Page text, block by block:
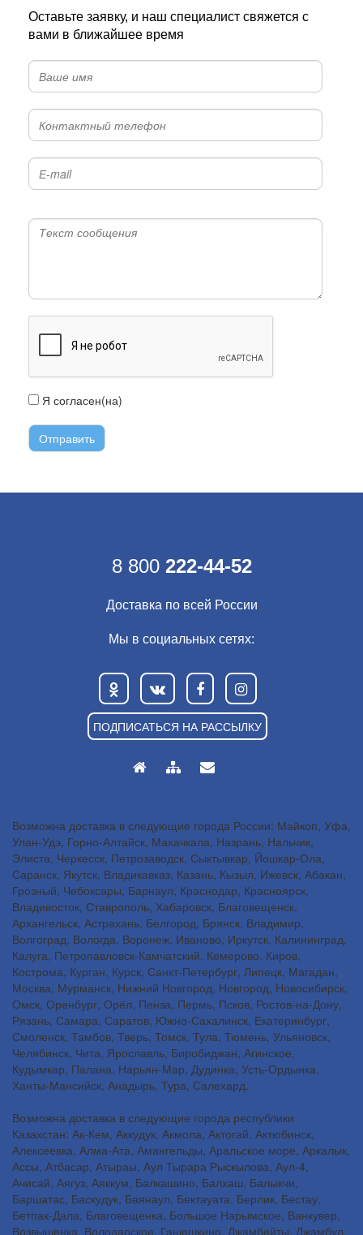
Оставьте заявку, и наш специалист свяжется с
вами в ближайшее время
Я согласен(на)
8 800 222-44-52
Доставка по всей России
Мы в социальных сетях:
ПОДПИСАТЬСЯ НА РАССЫЛКУ
Возможна доставка в следующие города России: Майкоп, Уфа,
Улан-Удэ, Горно-Алтайск, Махачкала, Назрань, Нальчик,
Элиста, Черкесск, Петрозаводск, Сыктывкар, Йошкар-Ола,
Саранск, Якутск, Владикавказ, Казань, Кызыл, Ижевск, Абакан,
Грозный, Чебоксары, Барнаул, Краснодар, Красноярск,
Владивосток, Ставрополь, Хабаровск, Благовещенск,
Архангельск, Астрахань, Белгород, Брянск, Владимир,
Волгоград, Вологда, Воронеж, Иваново, Иркутск, Калининград,
Калуга, Петропавловск-Камчатский, Кемерово, Киров,
Кострома, Курган, Курск, Санкт-Петербург, Липецк, Магадан,
Москва, Мурманск, Нижний Новгород, Новгород, Новосибирск,
Омск, Оренбург, Орёл, Пенза, Пермь, Псков, Ростов-на-Дону,
Рязань, Самара, Саратов, Южно-Сахалинск, Екатеринбург,
Смоленск, Тамбов, Тверь, Томск, Тула, Тюмень, Ульяновск,
Челябинск, Чита, Ярославль, Биробиджан, Агинское,
Кудымкар, Палана, Нарьян-Мар, Дудинка, Усть-Ордынка,
Ханты-Мансийск, Анадырь, Тура, Салехард.
Возможна доставка в следующие города республики
Казахстан: Ак-Кем, Аккудук, Акмола, Актогай, Актюбинск,
Алексеевка, Алма-Ата, Амангельды, Аральское море, Аркалык,
Ассы, Атбасар, Атыраы, Аул Тырара Рыскылова, Аул-4,
Ачисай, Аягуз, Аяккум, Балкашино, Балхаш, Балыкчи,
Баршатас, Баскудук, Баянаул, Бектауата, Берлик, Бестау,
Бетпак-Дала, Благовещенка, Большое Нарымское, Ванкувер,
Возвышенка, Володарское, Ганюшкино, Джамбейты, Джамбул,